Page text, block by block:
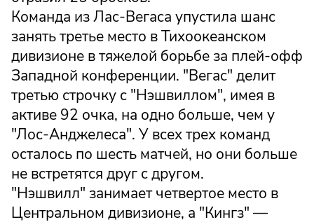
Команда из Лас-Вегаса упустила шанс
занять третье место в Тихоокеанском
дивизионе в тяжелой борьбе за плей-офф
Западной конференции. "Вегас" делит
третью строчку с "Нэшвиллом", имея в
активе 92 очка, на одно больше, чем у
"Лос-Анджелеса". У всех трех команд
осталось по шесть матчей, но они больше
не встретятся друг с другом.
"Нэшвилл" занимает четвертое место в
Центральном дивизионе, а "Кингз" —